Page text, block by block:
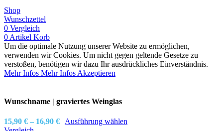
Shop
Wunschzettel
0 Vergleich
0 Artikel Korb
Um die optimale Nutzung unserer Website zu ermöglichen,
verwenden wir Cookies. Um nicht gegen geltende Gesetze zu
verstoßen, benötigen wir dazu Ihr ausdrückliches Einverständnis.
Mehr Infos Mehr Infos Akzeptieren
Wunschname | graviertes Weinglas
15,90 € – 16,90 €
Ausführung wählen